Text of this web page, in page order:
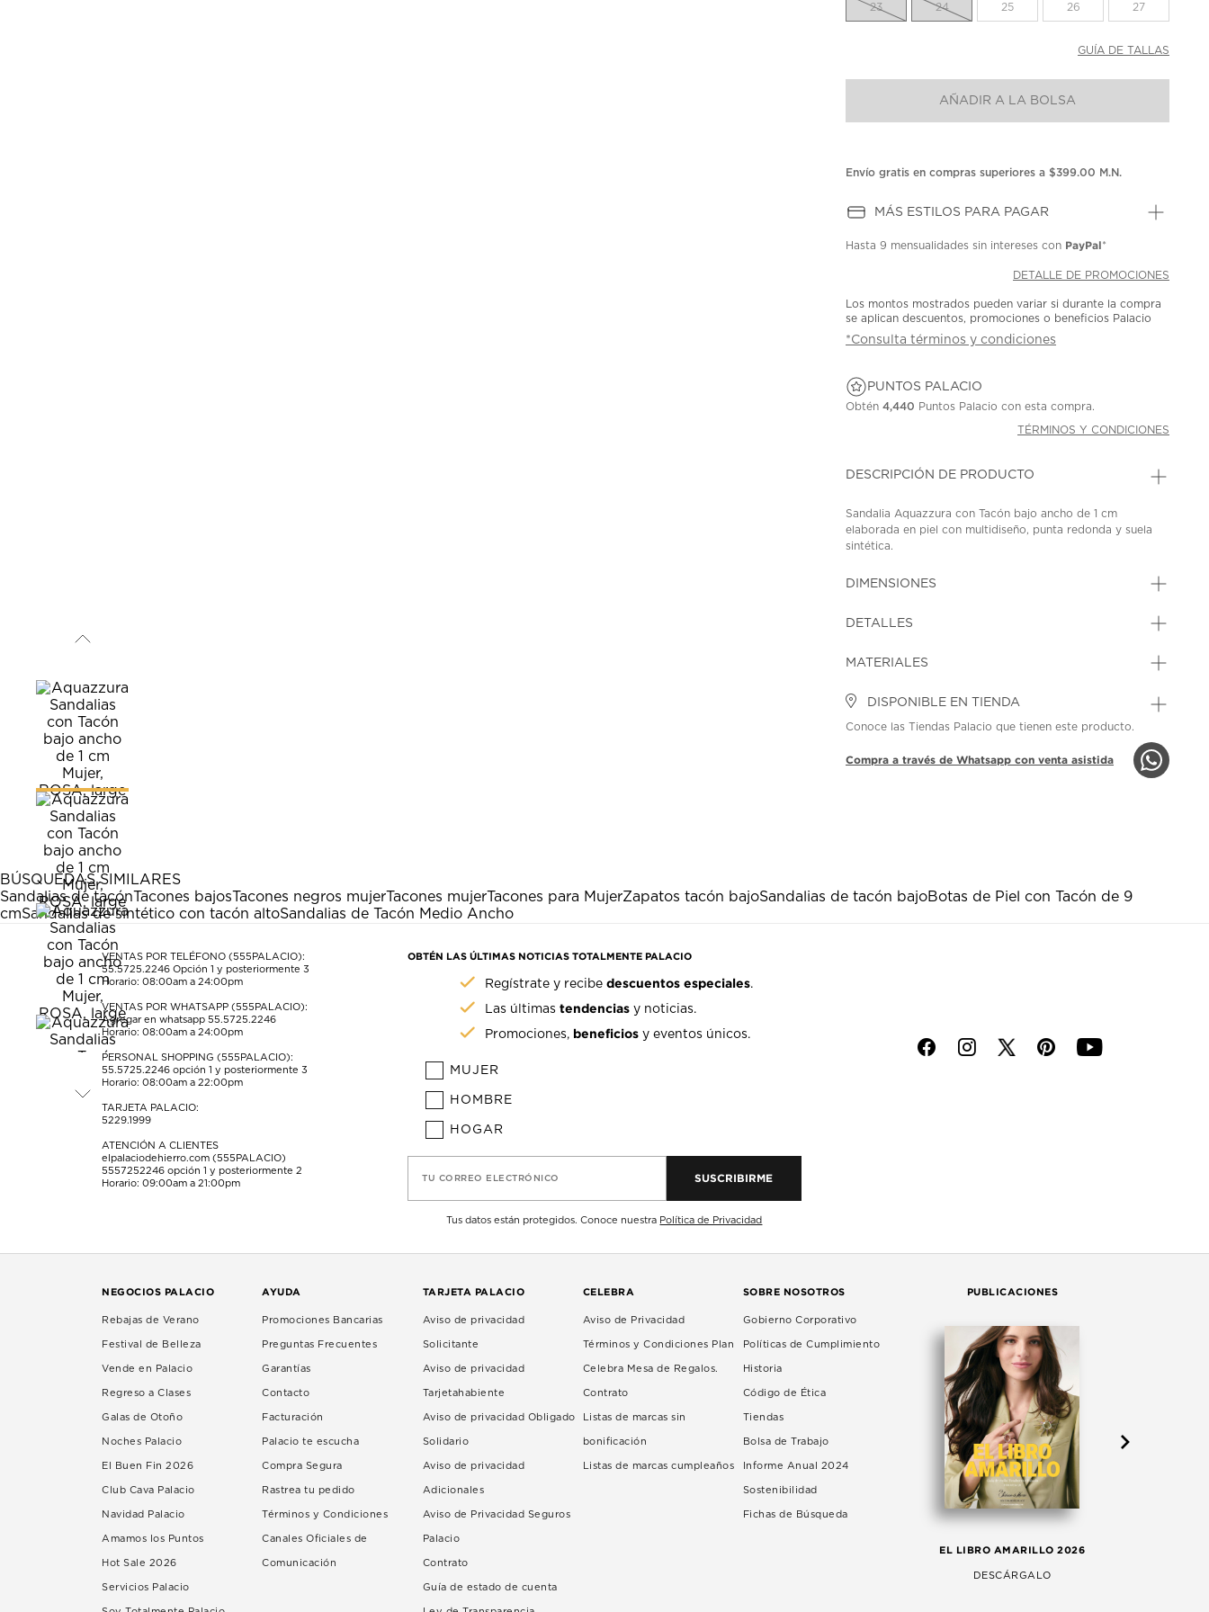
23 24 25 26 27
GUÍA DE TALLAS
AÑADIR A LA BOLSA
Envío gratis en compras superiores a $399.00 M.N.
MÁS ESTILOS PARA PAGAR
Hasta9 mensualidades sin intereses con PayPal*
DETALLE DE PROMOCIONES
Los montos mostrados pueden variar si durante la compra
se aplican descuentos, promociones o beneficios Palacio
*Consulta términos y condiciones
PUNTOS PALACIO
Obtén4,440 Puntos Palacio con esta compra.
TÉRMINOS Y CONDICIONES
DESCRIPCIÓN DE PRODUCTO
Sandalia Aquazzura con Tacón bajo ancho de 1 cm
elaborada en piel con multidiseño, punta redonda y suela
sintética.
DIMENSIONES
DETALLES
MATERIALES
DISPONIBLE EN TIENDA
Conoce las Tiendas Palacio que tienen este producto.
Compra a través de Whatsapp con venta asistida
BÚSQUEDAS SIMILARES
Sandalias de tacónTacones bajosTacones negros mujerTacones mujerTacones para MujerZapatos tacón bajoSandalias de tacón bajoBotas de Piel con Tacón de 9
cmSandalias de sintético con tacón altoSandalias de Tacón Medio Ancho
VENTAS POR TELÉFONO (555PALACIO):
55.5725.2246 Opción 1 y posteriormente 3
Horario: 08:00am a 24:00pm
VENTAS POR WHATSAPP (555PALACIO):
Agregar en whatsapp 55.5725.2246
Horario: 08:00am a 24:00pm
PERSONAL SHOPPING (555PALACIO):
55.5725.2246 opción 1 y posteriormente 3
Horario: 08:00am a 22:00pm
TARJETA PALACIO:
5229.1999
ATENCIÓN A CLIENTES
elpalaciodehierro.com (555PALACIO)
5557252246 opción 1 y posteriormente 2
Horario: 09:00am a 21:00pm
OBTÉN LAS ÚLTIMAS NOTICIAS TOTALMENTE PALACIO
Regístrate y recibedescuentos especiales.
Las últimastendencias y noticias.
Promociones, beneficios y eventos únicos.
MUJER
HOMBRE
HOGAR
TU CORREO ELECTRÓNICO SUSCRIBIRME
Tus datos están protegidos. Conoce nuestra Política de Privacidad
f i p y
NEGOCIOS PALACIO
Rebajas de Verano
Festival de Belleza
Vende en Palacio
Regreso a Clases
Galas de Otoño
Noches Palacio
El Buen Fin 2026
Club Cava Palacio
Navidad Palacio
Amamos los Puntos
Hot Sale 2026
Servicios Palacio
AYUDA
Promociones Bancarias
Preguntas Frecuentes
Garantías
Contacto
Facturación
Palacio te escucha
Compra Segura
Rastrea tu pedido
Términos y Condiciones
Canales Oficiales de
Comunicación
TARJETA PALACIO
Aviso de privacidad
Solicitante
Aviso de privacidad
Tarjetahabiente
Aviso de privacidad Obligado
Solidario
Aviso de privacidad
Adicionales
Aviso de Privacidad Seguros
Palacio
Contrato
Guía de estado de cuenta
CELEBRA
Aviso de Privacidad
Términos y Condiciones Plan
Celebra Mesa de Regalos.
Contrato
Listas de marcas sin
bonificación
Listas de marcas cumpleaños
SOBRE NOSOTROS
Gobierno Corporativo
Políticas de Cumplimiento
Historia
Código de Ética
Tiendas
Bolsa de Trabajo
Informe Anual 2024
Sostenibilidad
Fichas de Búsqueda
PUBLICACIONES
EL LIBRO AMARILLO 2026
DESCÁRGALO